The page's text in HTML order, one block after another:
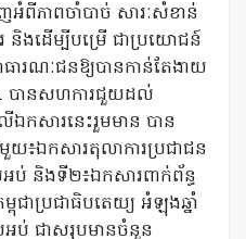
ភាពចាំបាច់ សារៈសំខាន់
និងដើម្បីបម្រើ ជាប្រយោជន៍
ធារណៈជនឱ្យបានកាន់តែងាយ
បានសហការជួយដល់
ឯកសារនេះរួមមាន បាន
៖ឯកសារតុលាការប្រជាជន
ប់ និងទី២៖ឯកសារពាក់ព័ន្ធ
ម្ពុជាប្រជាធិបតេយ្យ អំឡុងឆ្នាំ
ជាសរុបមានចំនួន